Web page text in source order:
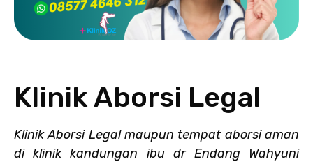
Klinik Aborsi Legal
Klinik Aborsi Legal maupun tempat aborsi aman
di klinik kandungan ibu dr Endang Wahyuni